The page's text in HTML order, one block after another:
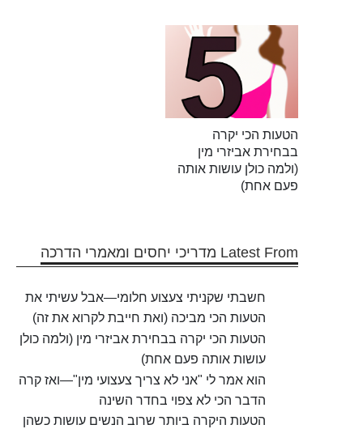
הטעות הכי יקרה
בבחירת אביזרי מין
(ולמה כולן עושות אותה
פעם אחת)
Latest From מדריכי יחסים ומאמרי הדרכה
חשבתי שקניתי צעצוע חלומי—אבל עשיתי את
הטעות הכי מביכה (ואת חייבת לקרוא את זה)
הטעות הכי יקרה בבחירת אביזרי מין (ולמה כולן
עושות אותה פעם אחת)
הוא אמר לי "אני לא צריך צעצועי מין"—ואז קרה
הדבר הכי לא צפוי בחדר השינה
הטעות היקרה ביותר שרוב הנשים עושות כשהן